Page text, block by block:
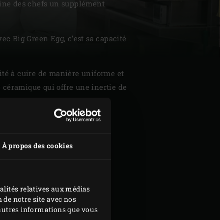
À propos des cookies
relatives aux médias
notre site avec nos
informations que vous
(Français)
des chefs un supplément
Big Green Egg, c’est sa capacité
à cuire de manière uniforme et
qui offre une inertie de